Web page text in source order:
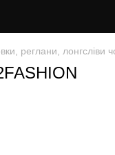
реглани, лонгсліви